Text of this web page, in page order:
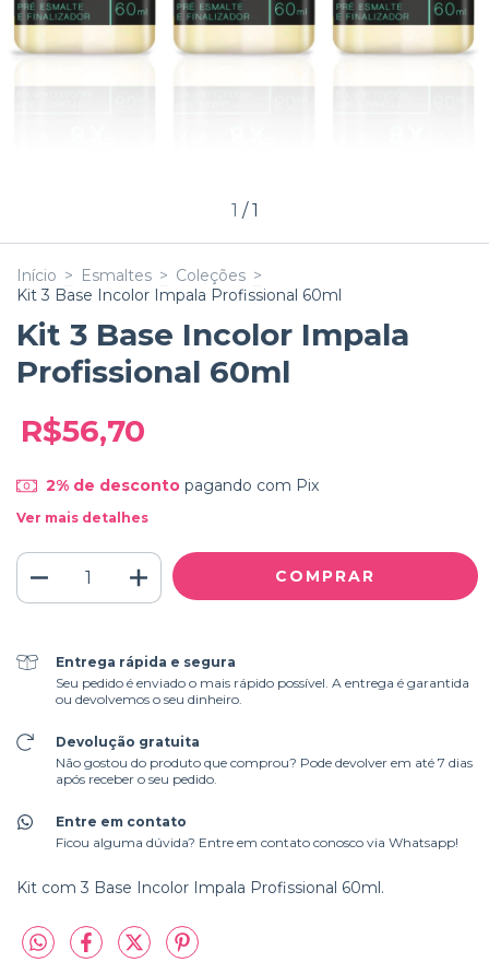
1 /1
Início > Esmaltes > Coleções >
Kit 3 Base Incolor Impala Profissional 60ml
Kit 3 Base Incolor Impala
Profissional 60ml
R$56,70
2% de descontopagando com Pix
Ver mais detalhes
Entrega rápida e segura
Seu pedido é enviado o mais rápido possível. A entrega é garantida
ou devolvemos o seu dinheiro.
Devolução gratuita
Não gostou do produto que comprou? Pode devolver em até 7 dias
após receber o seu pedido.
Entre em contato
Ficou alguma dúvida? Entre em contato conosco via Whatsapp!
Kit com 3 Base Incolor Impala Profissional 60ml.